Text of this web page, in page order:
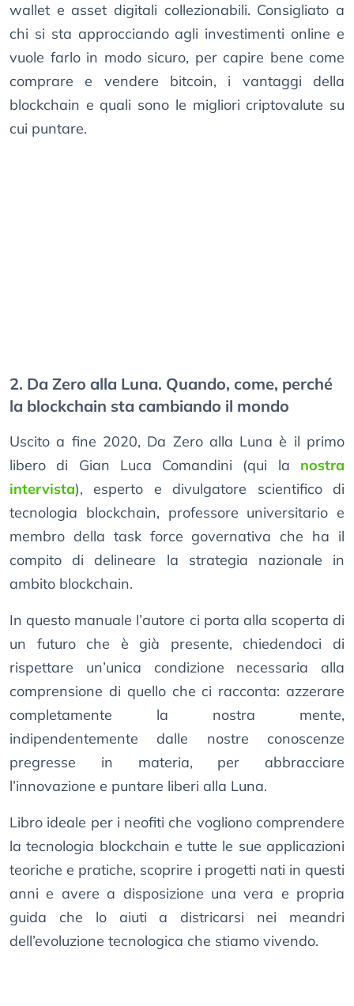
wallet e asset digitali collezionabili. Consigliato a
chi si sta approcciando agli investimenti online e
vuole farlo in modo sicuro, per capire bene come
comprare e vendere bitcoin, i vantaggi della
blockchain e quali sono le migliori criptovalute su
cui puntare.
2. Da Zero alla Luna. Quando, come, perché
la blockchain sta cambiando il mondo
Uscito a fine 2020, Da Zero alla Luna è il primo
libero di Gian Luca Comandini (qui la nostra
intervista), esperto e divulgatore scientifico di
tecnologia blockchain, professore universitario e
membro della task force governativa che ha il
compito di delineare la strategia nazionale in
ambito blockchain.
In questo manuale l’autore ci porta alla scoperta di
un futuro che è già presente, chiedendoci di
rispettare un’unica condizione necessaria alla
comprensione di quello che ci racconta: azzerare
completamente la nostra mente,
indipendentemente dalle nostre conoscenze
pregresse in materia, per abbracciare
l’innovazione e puntare liberi alla Luna.
Libro ideale per i neofiti che vogliono comprendere
la tecnologia blockchain e tutte le sue applicazioni
teoriche e pratiche, scoprire i progetti nati in questi
anni e avere a disposizione una vera e propria
guida che lo aiuti a districarsi nei meandri
dell’evoluzione tecnologica che stiamo vivendo.